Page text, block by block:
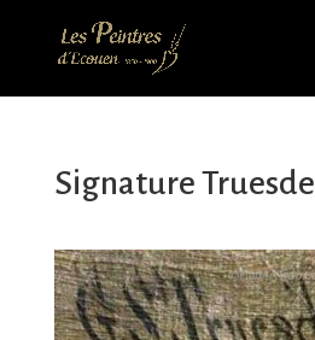
Signature Truesdell